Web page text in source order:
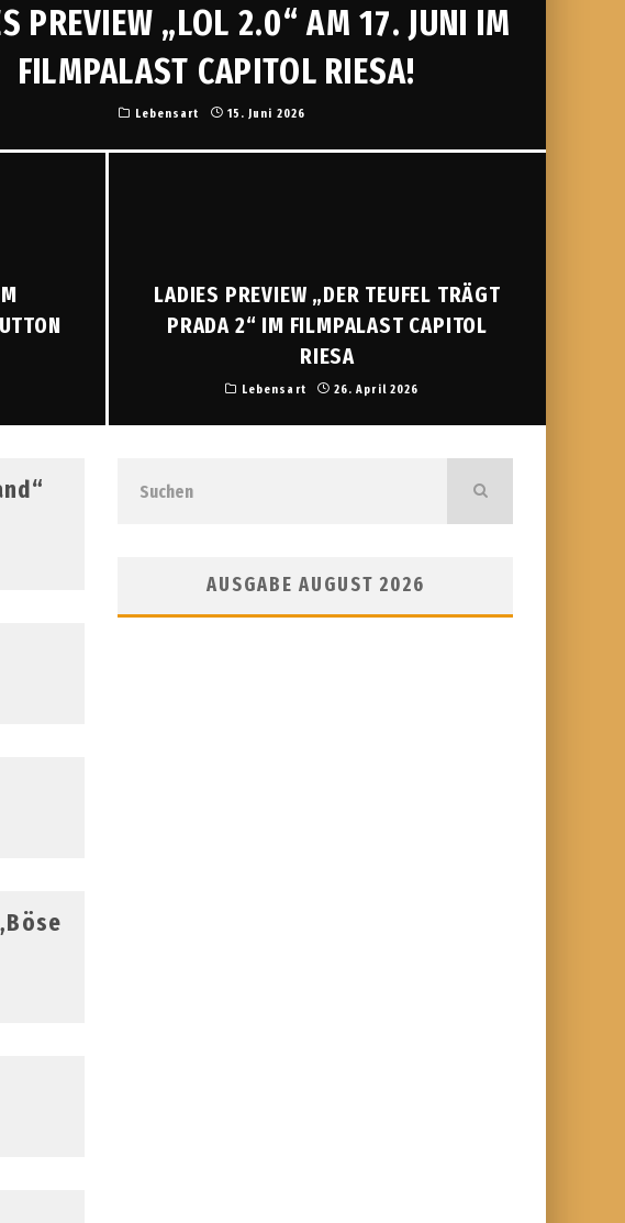
PREVIEW „LOL 2.0“ AM 17. JUNI IM
FILMPALAST CAPITOL RIESA!
Lebensart 15. Juni 2026
LADIES PREVIEW „DER TEUFEL TRÄGT
PRADA 2“ IM FILMPALAST CAPITOL
RIESA
Lebensart 26. April 2026
AUSGABE AUGUST 2026